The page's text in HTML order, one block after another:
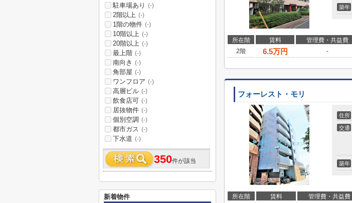
築年
所在階 賃料 管理費・共益費
2階
6.5万円 -
フォーレスト・モリ
住所
交通
築年
所在階 賃料 管理費・共益費
駐車場あり (-)
2階以上 (-)
1階の物件 (-)
10階以上 (-)
20階以上 (-)
最上階 (-)
南向き (-)
角部屋 (-)
ワンフロア (-)
高層ビル (-)
飲食店可 (-)
居抜物件 (-)
個別空調 (-)
都市ガス (-)
下水道 (-)
350件が該当
新着物件